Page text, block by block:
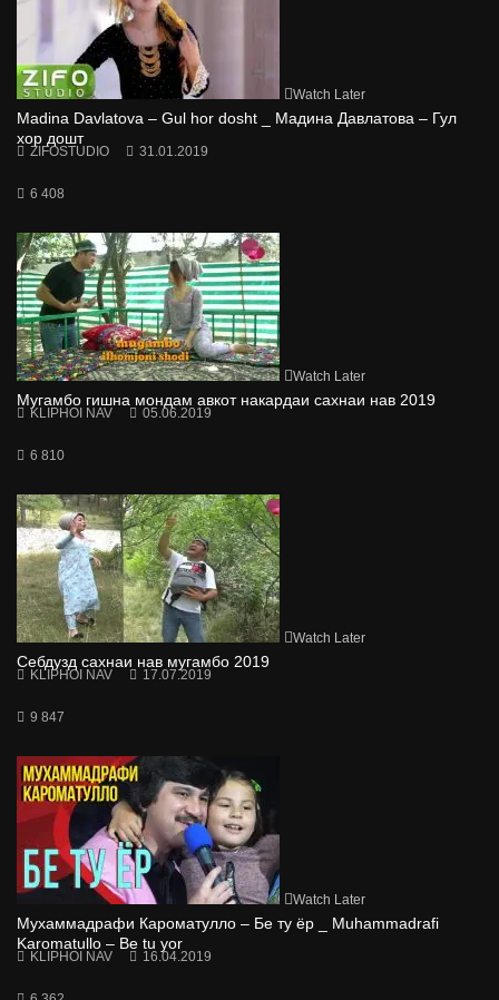
Watch Later
Madina Davlatova – Gul hor dosht _ Мадина Давлатова – Гул
хор дошт
ZIFOSTUDIO 31.01.2019
6 408
Watch Later
Мугамбо гишна мондам авкот накардаи сахнаи нав 2019
KLIPHOI NAV 05.06.2019
6 810
Watch Later
Себдузд сахнаи нав мугамбо 2019
KLIPHOI NAV 17.07.2019
9 847
Watch Later
Мухаммадрафи Кароматулло – Бе ту ёр _ Muhammadrafi
Karomatullo – Be tu yor
KLIPHOI NAV 16.04.2019